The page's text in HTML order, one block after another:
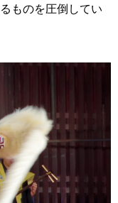
ものを圧倒してい